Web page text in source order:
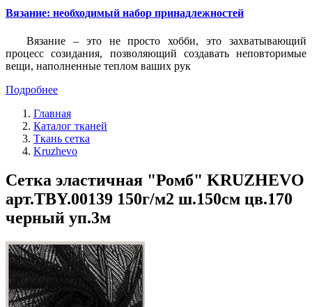
Вязание: необходимый набор принадлежностей
Вязание – это не просто хобби, это захватывающий
процесс созидания, позволяющий создавать неповторимые
вещи, наполненные теплом ваших рук
Подробнее
Главная
Каталог тканей
Ткань сетка
Kruzhevo
Сетка эластичная "Ромб" KRUZHEVO
арт.TBY.00139 150г/м2 ш.150см цв.170
черный уп.3м